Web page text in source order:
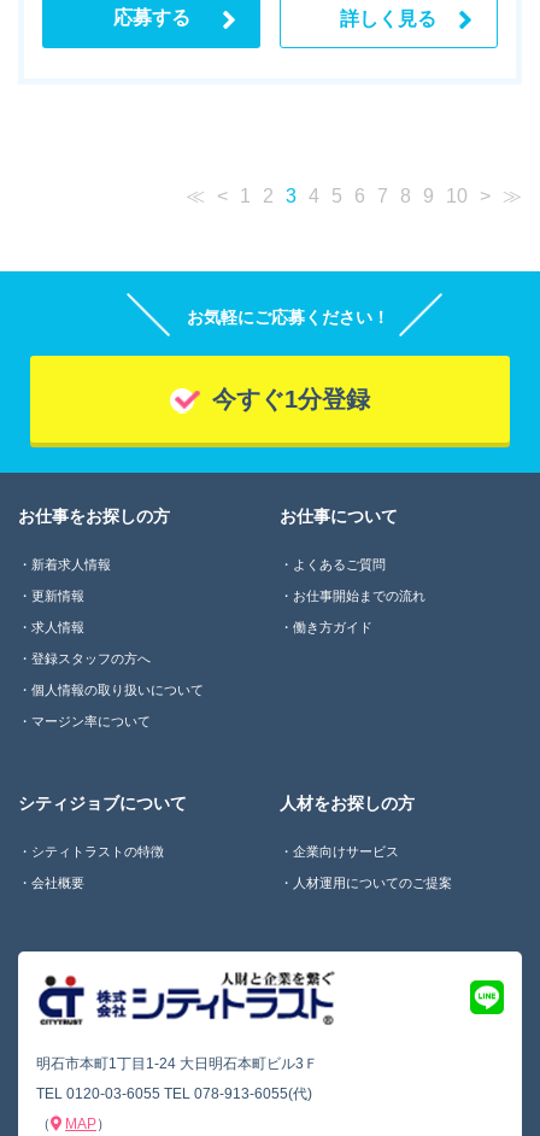
応募する 詳しく見る
≪ < 1 2 3 4 5 6 7 8 9 10 > ≫
お気軽にご応募ください！
今すぐ1分登録
明石市本町1丁目1-24 大日明石本町ビル3Ｆ
TEL 0120-03-6055 TEL 078-913-6055(代)
（
MAP）
お仕事をお探しの方
新着求人情報
更新情報
求人情報
登録スタッフの方へ
個人情報の取り扱いについて
マージン率について
お仕事について
よくあるご質問
お仕事開始までの流れ
働き方ガイド
シティジョブについて
シティトラストの特徴
会社概要
人材をお探しの方
企業向けサービス
人材運用についてのご提案